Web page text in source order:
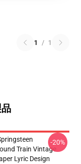
1 / 1
Train Vintage
Lyric Design
-20%